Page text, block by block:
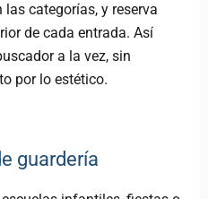
categorías, y reserva
de cada entrada. Así
a la vez, sin
por lo estético.
guardería